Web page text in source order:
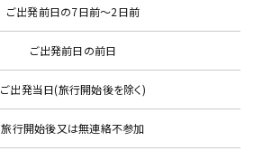
ご出発前日の7日前～2日前
ご出発前日の前日
ご出発当日(旅行開始後を除く)
旅行開始後又は無連絡不参加